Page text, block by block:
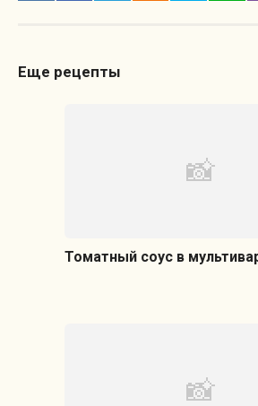
Еще рецепты
Томатный соус в